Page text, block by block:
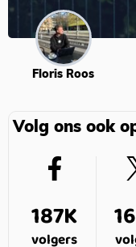
Floris Roos
Volg ons ook
187K
volgers